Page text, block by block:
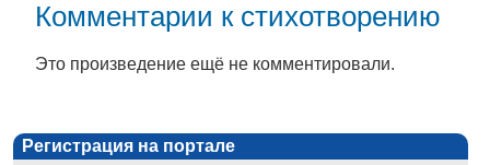
Комментарии к стихотворению
Это произведение ещё не комментировали.
Регистрация на портале